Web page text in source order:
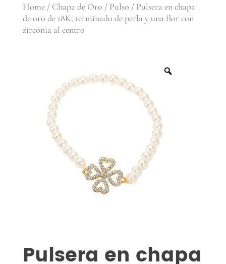
Home/ Chapa de Oro / Pulso / Pulsera en chapa
de oro de 18K, terminado de perla y una flor con
zirconia al centro
Pulsera en chapa